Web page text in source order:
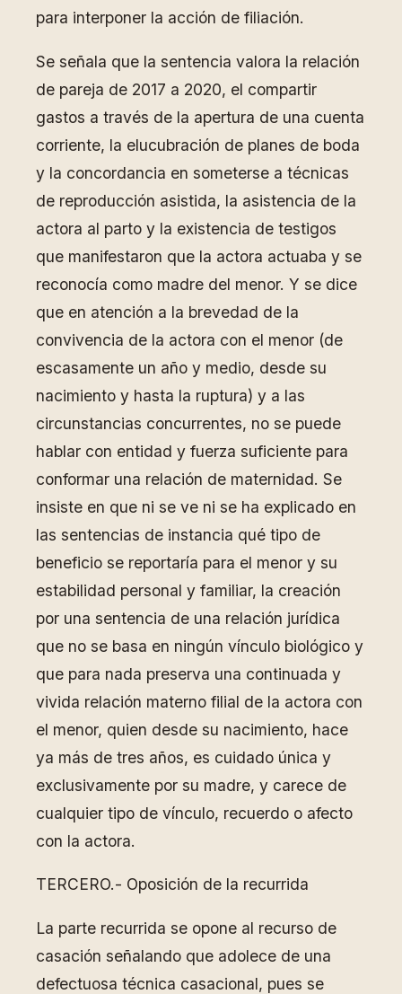
para interponer la acción de filiación.
Se señala que la sentencia valora la relación
de pareja de 2017 a 2020, el compartir
gastos a través de la apertura de una cuenta
corriente, la elucubración de planes de boda
y la concordancia en someterse a técnicas
de reproducción asistida, la asistencia de la
actora al parto y la existencia de testigos
que manifestaron que la actora actuaba y se
reconocía como madre del menor. Y se dice
que en atención a la brevedad de la
convivencia de la actora con el menor (de
escasamente un año y medio, desde su
nacimiento y hasta la ruptura) y a las
circunstancias concurrentes, no se puede
hablar con entidad y fuerza suficiente para
conformar una relación de maternidad. Se
insiste en que ni se ve ni se ha explicado en
las sentencias de instancia qué tipo de
beneficio se reportaría para el menor y su
estabilidad personal y familiar, la creación
por una sentencia de una relación jurídica
que no se basa en ningún vínculo biológico y
que para nada preserva una continuada y
vivida relación materno filial de la actora con
el menor, quien desde su nacimiento, hace
ya más de tres años, es cuidado única y
exclusivamente por su madre, y carece de
cualquier tipo de vínculo, recuerdo o afecto
con la actora.
TERCERO.- Oposición de la recurrida
La parte recurrida se opone al recurso de
casación señalando que adolece de una
defectuosa técnica casacional, pues se